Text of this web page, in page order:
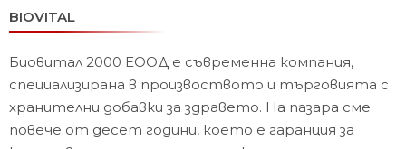
BIOVITAL
Биовитал 2000 ЕООД е съвременна компания,
специализирана в произвоството и търговията с
хранителни добавки за здравето. На пазара сме
повече от десет години, което е гаранция за